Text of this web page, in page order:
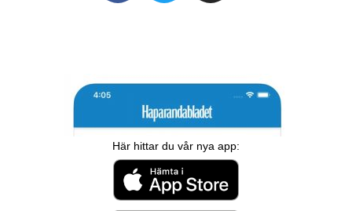
Här hittar du vår nya app: